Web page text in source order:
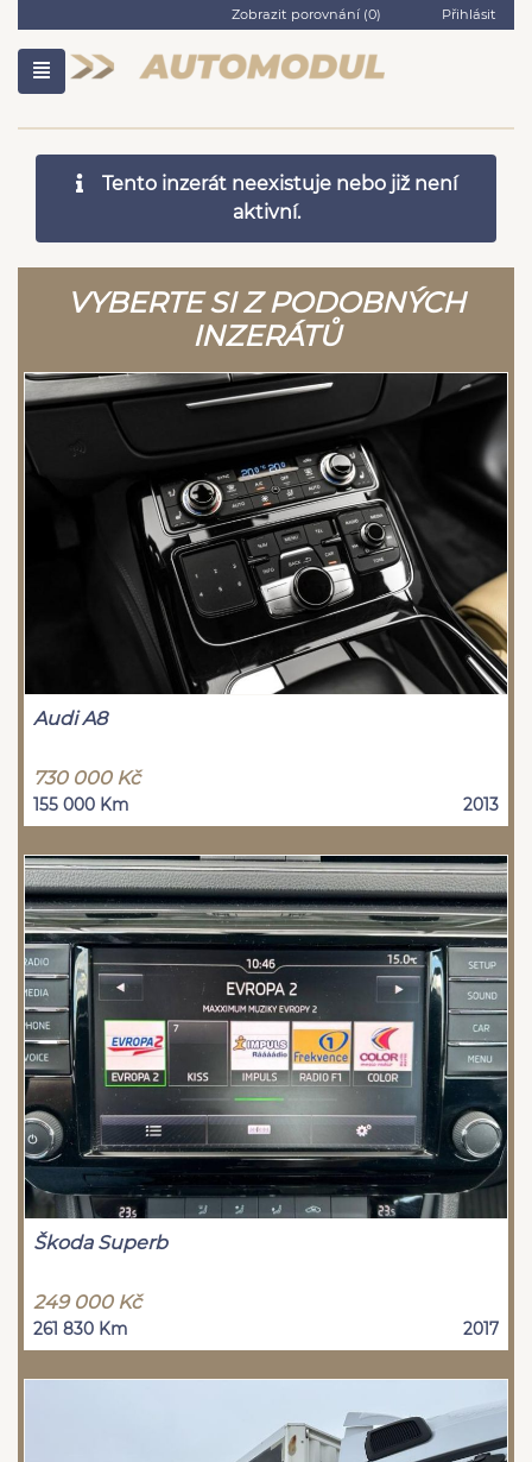
Zobrazit porovnání (0) Přihlásit
Tento inzerát neexistuje nebo již není
aktivní.
VYBERTE SI Z PODOBNÝCH
INZERÁTŮ
Audi A8
730 000 Kč
155 000 Km 2013
Škoda Superb
249 000 Kč
261 830 Km 2017